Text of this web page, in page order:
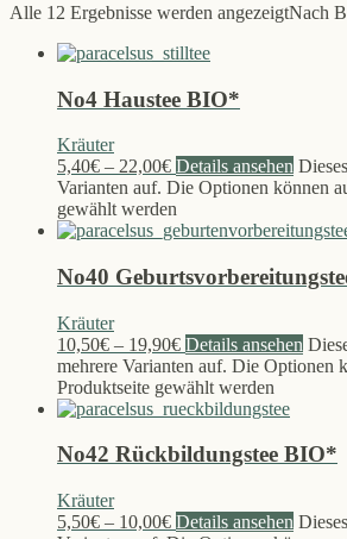
Alle 12 Ergebnisse werden angezeigtNach
No4 Haustee BIO*
Kräuter
5,40€ – 22,00€ Details ansehen
Varianten auf. Die Optionen können
gewählt werden
No40
Kräuter
10,50€ – 19,90€ Details ansehen
mehrere Varianten auf. Die Optionen
Produktseite gewählt werden
No42 Rückbildungstee BIO*
Kräuter
5,50€ – 10,00€ Details ansehen